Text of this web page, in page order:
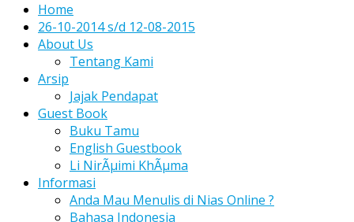
Home
26-10-2014 s/d 12-08-2015
About Us
Tentang Kami
Arsip
Jajak Pendapat
Guest Book
Buku Tamu
English Guestbook
Li NirÃµimi KhÃµma
Informasi
Anda Mau Menulis di Nias Online ?
Bahasa Indonesia